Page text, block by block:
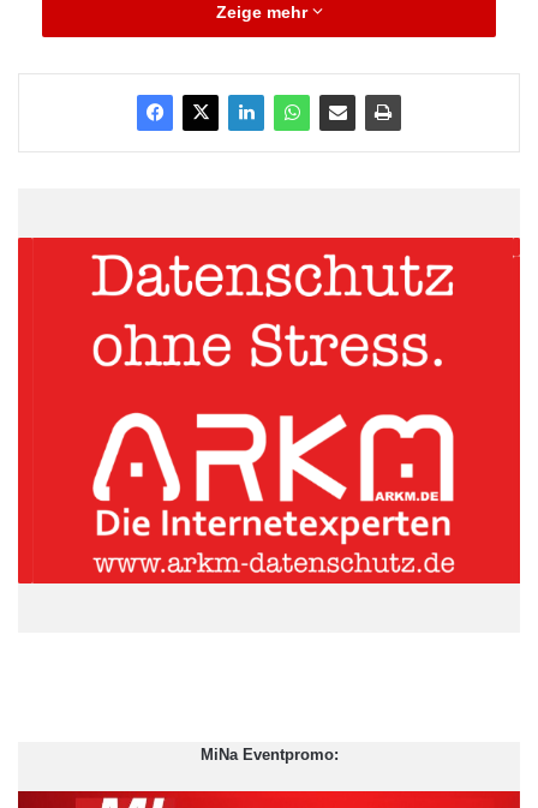
Foto: Bildarchiv ARKM
Der versierte Lüdenscheider Schlüsseldienst schlüsseldienst-
lüdenscheid.de verfügt über vielseitige Erfahrungen und löst die
als 20 Minuten beträgt, sind die erfahrenen Mitarbeiter schnell
zur Stelle. Auch in den verschiedenen Stadtteilen sorgt der
zugefallener Türen. Die Kunden müssen nicht lange warten, bis
der fachmännische Schlüsseldienst ihnen die Tür zum zuhause
Herrn Goerke blickt auf mehr als 15 Jahre Erfahrung in der
Sicherheitstechnik zurück. Dabei werden alle Türen schonend
und sicher geöffnet. Auch komplizierten und neuartigen
Schlössern sind die erfahrenen Mitarbeiter gewachsen. Es gibt
kein Schloss, dass der Schlüsseldienst Lüdenscheid nicht
öffnen könnte.
Zeige mehr
MiNa Eventpromo: